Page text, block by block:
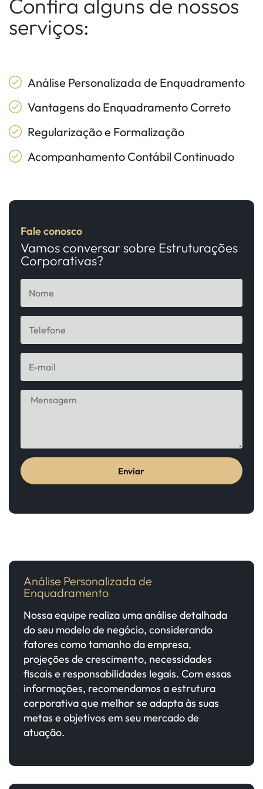
Confira alguns de nossos
serviços:
Análise Personalizada de Enquadramento
Vantagens do Enquadramento Correto
Regularização e Formalização
Acompanhamento Contábil Continuado
Fale conosco
Vamos conversar sobre Estruturações
Corporativas?
Enviar
Análise Personalizada de
Enquadramento
Nossa equipe realiza uma análise detalhada
do seu modelo de negócio, considerando
fatores como tamanho da empresa,
projeções de crescimento, necessidades
fiscais e responsabilidades legais. Com essas
informações, recomendamos a estrutura
corporativa que melhor se adapta às suas
metas e objetivos em seu mercado de
atuação.